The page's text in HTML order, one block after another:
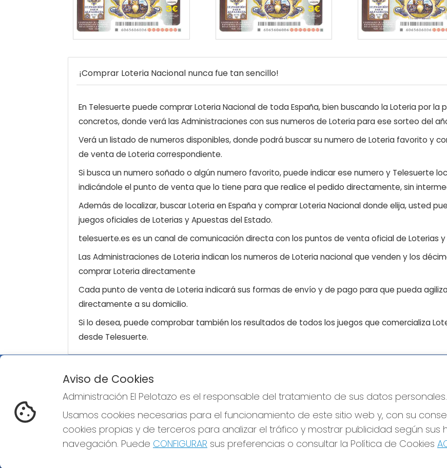
¡Comprar Loteria Nacional nunca fue tan sencillo!
En Telesuerte puede comprar Loteria Nacional de toda España, bien buscando la Loteria por la
concretos, donde verá las Administraciones con sus numeros de Loteria para ese sorteo del
Verá un listado de numeros disponibles, donde podrá buscar su numero de Loteria favorito y
de venta de Loteria correspondiente.
Si busca un numero soñado o algún numero favorito, puede indicar ese numero y Telesuerte
indicándole el punto de venta que lo tiene para que realice el pedido directamente, sin
Además de localizar, buscar Loteria en España y comprar Loteria Nacional donde elija, usted
juegos oficiales de Loterias y Apuestas del Estado.
telesuerte.es es un canal de comunicación directa con los puntos de venta oficial de Loterias
Las Administraciones de Loteria indican los numeros de Loteria nacional que venden y los
comprar Loteria directamente
Cada punto de venta de Loteria indicará sus formas de envío y de pago para que pueda
directamente a su domicilio.
Si lo desea, puede comprobar también los resultados de todos los juegos que comercializa
desde Telesuerte.
ADMINISTRACIÓN EL PELOTAZO
¿Quiénes somos?
Resultados
Contacto
Compra en SELAE
ADMINISTRACION DE LOTERIAS: 17-CADIZ -
956073495
Clica aquí para contactar por WhatsApp
640517524
info@administracionelpelotazo.es
Aviso de Cookies
Administración El Pelotazo es el responsable del tratamiento de sus datos personales.
Usamos cookies necesarias para el funcionamiento de este sitio web y, con su
cookies propias y de terceros para analizar el tráfico y mostrar publicidad según sus
navegación. Puede CONFIGURAR sus preferencias o consultar la Política de Cookies